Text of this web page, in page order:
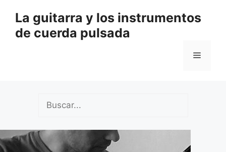
contenido
La guitarra y los instrumentos
de cuerda pulsada
Menú